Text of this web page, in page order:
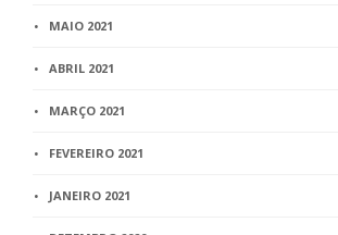
MAIO 2021
ABRIL 2021
MARÇO 2021
FEVEREIRO 2021
JANEIRO 2021